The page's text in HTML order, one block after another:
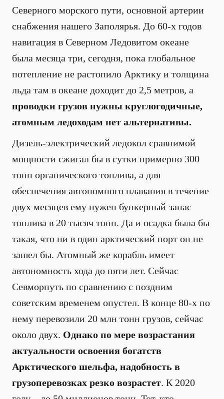
Северного морского пути, основной артерии
снабжения нашего Заполярья. До 60-х годов
навигация в Северном Ледовитом океане
была месяца три, сегодня, пока глобальное
потепление не растопило Арктику и толщина
льда там в океане доходит до 2,5 метров, а
проводки грузов нужны круглогодичные,
атомным ледоходам нет альтернативы.
Дизель-электрический ледокол сравнимой
мощности сжигал бы в сутки примерно 300
тонн органического топлива, а для
обеспечения автономного плавания в течение
двух месяцев ему нужен бункерный запас
топлива в 20 тысяч тонн. Да и осадка была бы
такая, что ни в один арктический порт он не
зашел бы. Атомный же корабль имеет
автономность хода до пяти лет. Сейчас
Севморпуть по сравнению с поздним
советским временем опустел. В конце 80-х по
нему перевозили 20 млн тонн грузов, сейчас
около двух. Однако по мере возрастания
актуальности освоения богатств
Арктического шельфа, надобность в
грузоперевозках резко возрастет. К 2020